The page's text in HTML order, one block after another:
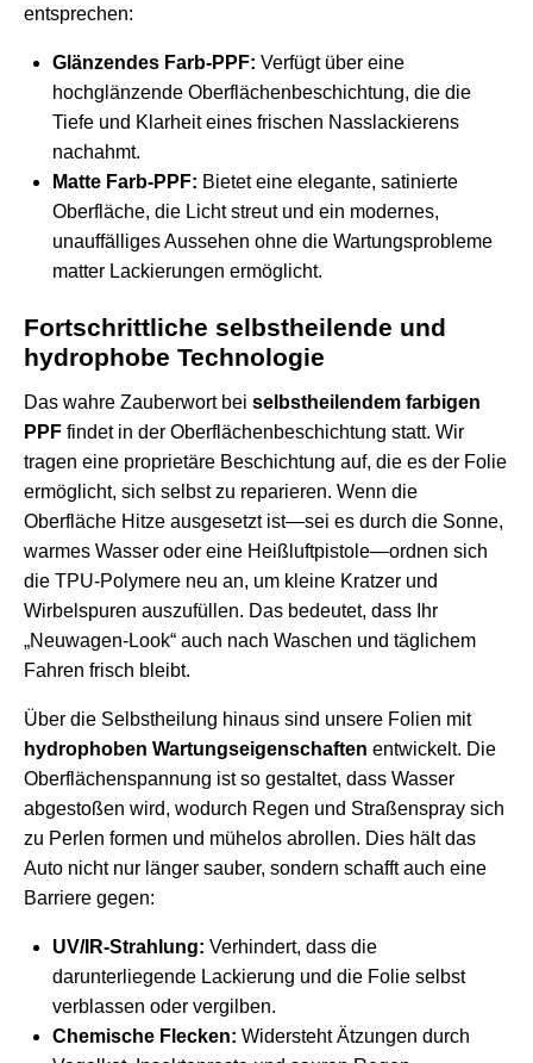
entsprechen:
Glänzendes Farb-PPF: Verfügt über eine
hochglänzende Oberflächenbeschichtung, die die
Tiefe und Klarheit eines frischen Nasslackierens
nachahmt.
Matte Farb-PPF: Bietet eine elegante, satinierte
Oberfläche, die Licht streut und ein modernes,
unauffälliges Aussehen ohne die Wartungsprobleme
matter Lackierungen ermöglicht.
Fortschrittliche selbstheilende und
hydrophobe Technologie
Das wahre Zauberwort bei selbstheilendem farbigen
PPF findet in der Oberflächenbeschichtung statt. Wir
tragen eine proprietäre Beschichtung auf, die es der Folie
ermöglicht, sich selbst zu reparieren. Wenn die
Oberfläche Hitze ausgesetzt ist—sei es durch die Sonne,
warmes Wasser oder eine Heißluftpistole—ordnen sich
die TPU-Polymere neu an, um kleine Kratzer und
Wirbelspuren auszufüllen. Das bedeutet, dass Ihr
„Neuwagen-Look“ auch nach Waschen und täglichem
Fahren frisch bleibt.
Über die Selbstheilung hinaus sind unsere Folien mit
hydrophoben Wartungseigenschaften entwickelt. Die
Oberflächenspannung ist so gestaltet, dass Wasser
abgestoßen wird, wodurch Regen und Straßenspray sich
zu Perlen formen und mühelos abrollen. Dies hält das
Auto nicht nur länger sauber, sondern schafft auch eine
Barriere gegen:
UV/IR-Strahlung: Verhindert, dass die
darunterliegende Lackierung und die Folie selbst
verblassen oder vergilben.
Chemische Flecken: Widersteht Ätzungen durch